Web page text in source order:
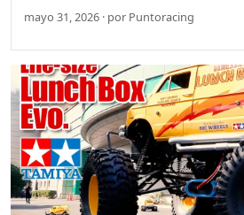
mayo 31, 2026 · por Puntoracing